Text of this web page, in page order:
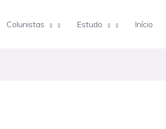
Colunistas Estudo Início